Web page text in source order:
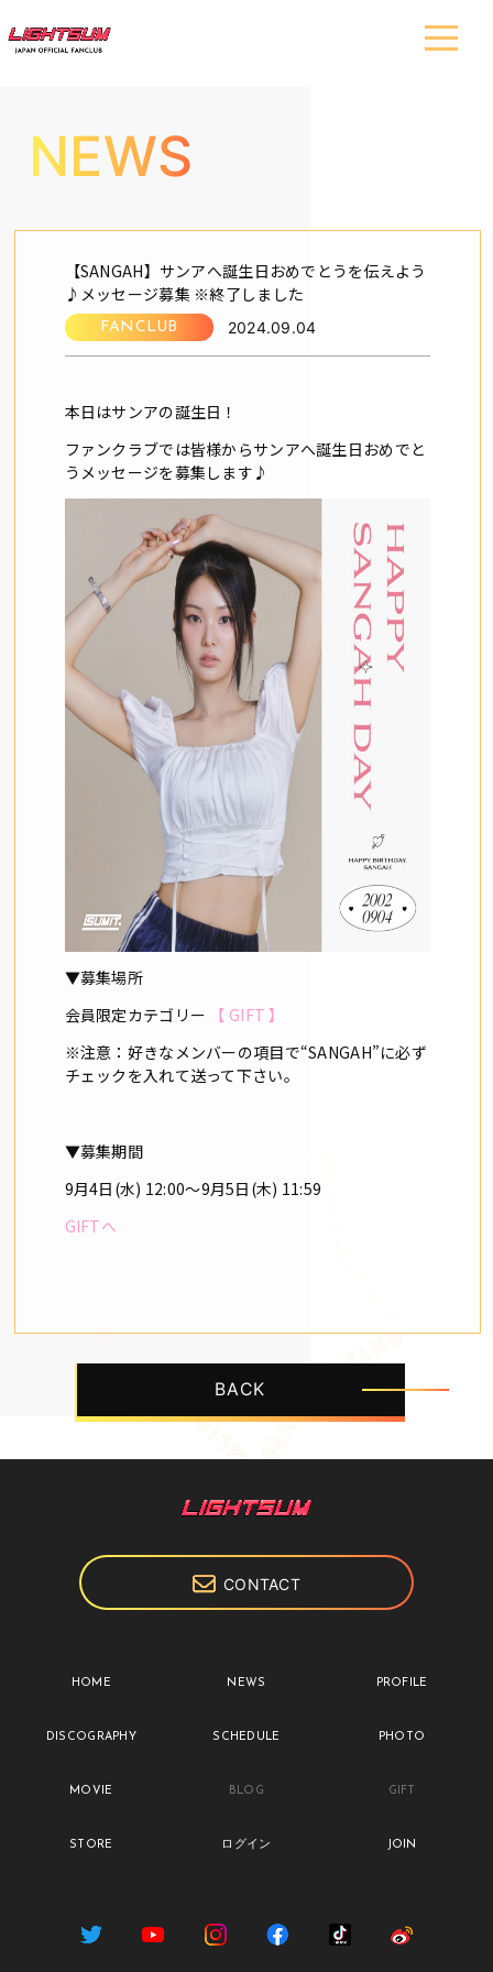
NEWS
【SANGAH】サンアへ誕生日おめでとうを伝えよう
♪メッセージ募集 ※終了しました
FANCLUB 2024.09.04
本日はサンアの誕生日！
ファンクラブでは皆様からサンアへ誕生日おめでと
うメッセージを募集します♪
▼募集場所
会員限定カテゴリー
【 GIFT 】
※注意：好きなメンバーの項目で“SANGAH”に必ず
チェックを入れて送って下さい。
▼募集期間
9月4日(水) 12:00～9月5日(木) 11:59
GIFTへ
BACK
CONTACT
HOME NEWS PROFILE
DISCOGRAPHY SCHEDULE PHOTO
MOVIE BLOG GIFT
STORE ログイン JOIN